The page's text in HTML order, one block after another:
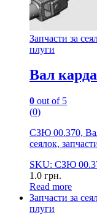
Запчасти за
плуги
Вал
0 out of 5
(0)
СЗЮ 00.370,
сеялок,
SKU: СЗЮ
1.0 грн.
Read more
Запчасти за
плуги